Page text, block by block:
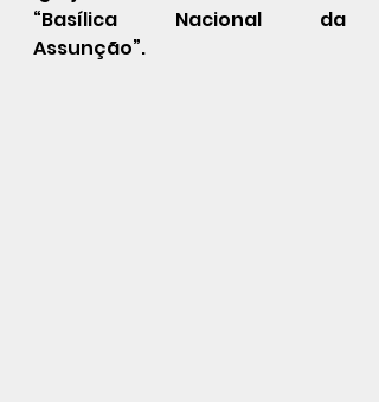
“Basílica Nacional da
Assunção”.